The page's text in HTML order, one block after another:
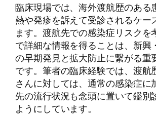
臨床現場では、海外渡航歴のある
熱や発疹を訴えて受診されるケー
ます。渡航先での感染症リスクを
で詳細な情報を得ることは、新興
の早期発見と拡大防止に繋がる重
です。筆者の臨床経験では、渡航
さんに対しては、通常の感染症に
先の流行状況も念頭に置いて鑑別
ようにしています。